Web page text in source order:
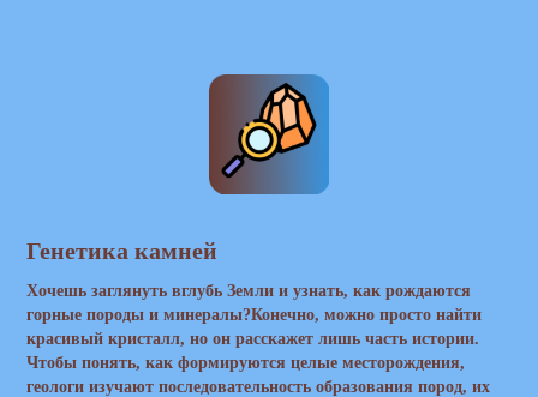
Генетика камней
Хочешь заглянуть вглубь Земли и узнать, как рождаются
горные породы и минералы?Конечно, можно просто найти
красивый кристалл, но он расскажет лишь часть истории.
Чтобы понять, как формируются целые месторождения,
геологи изучают последовательность образования пород, их